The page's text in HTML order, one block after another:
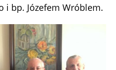
i bp. Józefem Wróblem.